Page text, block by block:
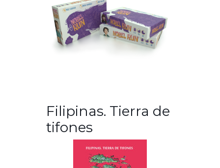
Filipinas. Tierra de
tifones